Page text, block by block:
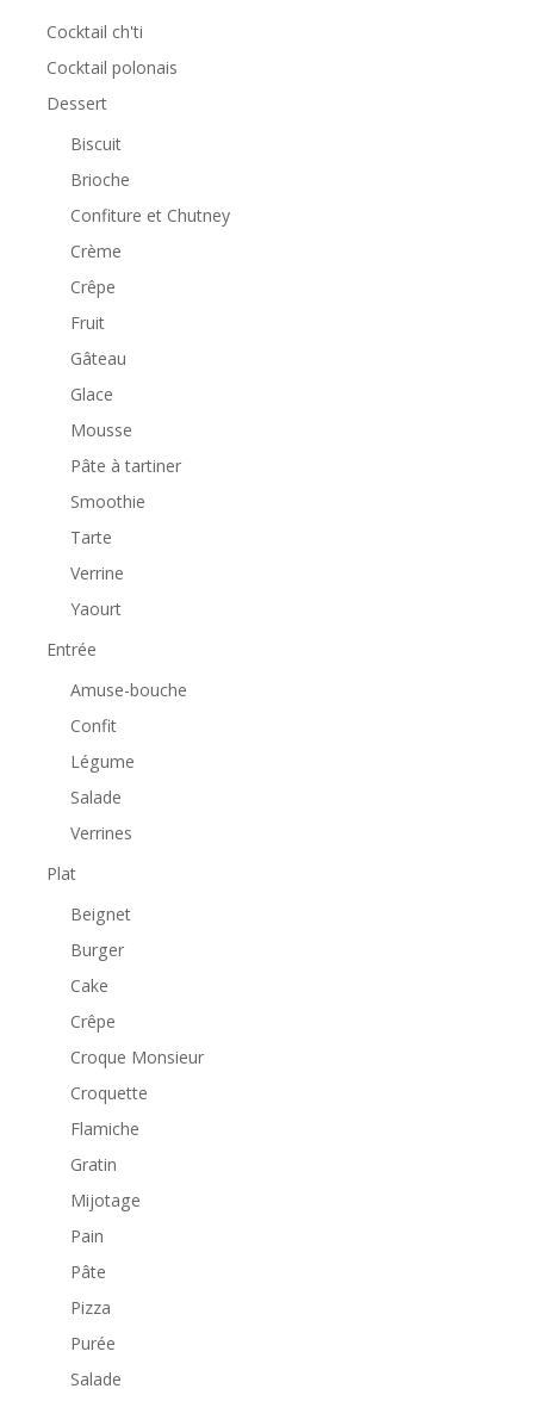
Cocktail ch'ti
Cocktail polonais
Dessert
Biscuit
Brioche
Confiture et Chutney
Crème
Crêpe
Fruit
Gâteau
Glace
Mousse
Pâte à tartiner
Smoothie
Tarte
Verrine
Yaourt
Entrée
Amuse-bouche
Confit
Légume
Salade
Verrines
Plat
Beignet
Burger
Cake
Crêpe
Croque Monsieur
Croquette
Flamiche
Gratin
Mijotage
Pain
Pâte
Pizza
Purée
Salade